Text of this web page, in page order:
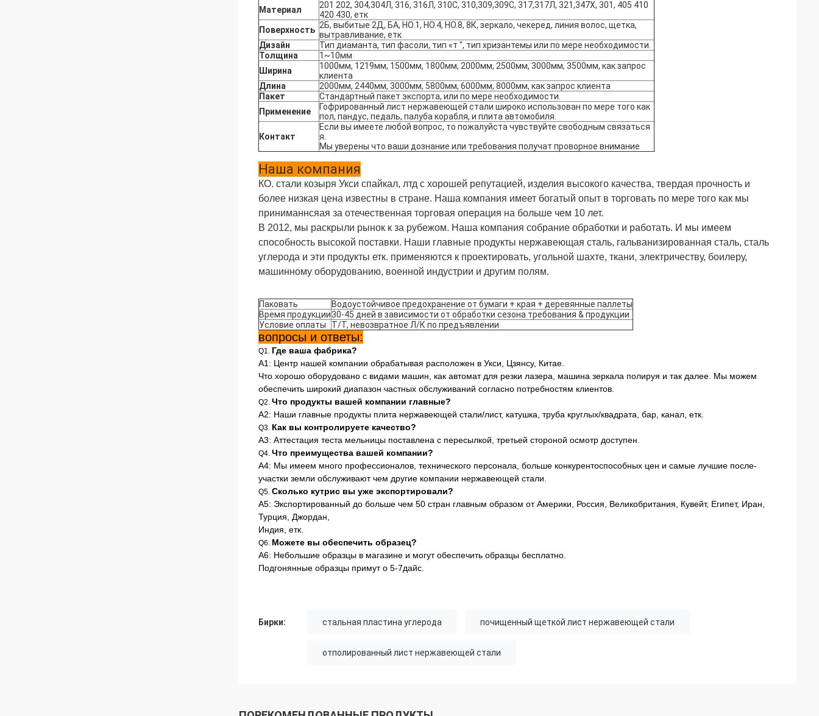
Материал
201 202, 304,304Л, 316, 316Л, 310С, 310,309,309С, 317,317Л, 321,347Х, 301, 405 410
420 430, етк
Поверхность 2Б, выбитые 2Д, БА, НО.1, НО.4, НО.8, 8К, зеркало, чекеред, линия волос, щетка,
вытравливание, етк
Дизайн
Тип диаманта, тип фасоли, тип «т ", тип хризантемы или по мере необходимости.
Толщина
1~10мм
Ширина
1000мм, 1219мм, 1500мм, 1800мм, 2000мм, 2500мм, 3000мм, 3500мм, как запрос
клиента
Длина
2000мм, 2440мм, 3000мм, 5800мм, 6000мм, 8000мм, как запрос клиента
Пакет
Стандартный пакет экспорта, или по мере необходимости.
Применение
Гофрированный лист нержавеющей стали широко использован по мере того как
пол, пандус, педаль, палуба корабля, и плита автомобиля.
Контакт
Если вы имеете любой вопрос, то пожалуйста чувствуйте свободным связаться
я.
Мы уверены что ваши дознание или требования получат проворное внимание
Наша компания
КО. стали козыря Укси спайкал, лтд с хорошей репутацией, изделия высокого качества, твердая прочность и
более низкая цена известны в стране. Наша компания имеет богатый опыт в торговать по мере того как мы
приниманнсяая за отечественная торговая операция на больше чем 10 лет.
В 2012, мы раскрыли рынок к за рубежом. Наша компания собрание обработки и работать. И мы имеем
способность высокой поставки. Наши главные продукты нержавеющая сталь, гальванизированная сталь, сталь
углерода и эти продукты етк. применяются к проектировать, угольной шахте, ткани, электричеству, боилеру,
машинному оборудованию, военной индустрии и другим полям.
Паковать
Водоустойчивое предохранение от бумаги + края + деревянные паллеты
Время продукции30-45 дней в зависимости от обработки сезона требования & продукции
Условие оплаты
Т/Т, невозвратное Л/К по предъявлении
вопросы и ответы:
Q1. Где ваша фабрика?
А1: Центр нашей компании обрабатывая расположен в Укси, Цзянсу, Китае.
Что хорошо оборудовано с видами машин, как автомат для резки лазера, машина зеркала полируя и так далее. Мы можем
обеспечить широкий диапазон частных обслуживаний согласно потребностям клиентов.
Q2. Что продукты вашей компании главные?
А2: Наши главные продукты плита нержавеющей стали/лист, катушка, труба круглых/квадрата, бар, канал, етк.
Q3. Как вы контролируете качество?
А3: Аттестация теста мельницы поставлена с пересылкой, третьей стороной осмотр доступен.
Q4. Что преимущества вашей компании?
А4: Мы имеем много профессионалов, технического персонала, больше конкурентоспособных цен и самые лучшие после-
участки земли обслуживают чем другие компании нержавеющей стали.
Q5. Сколько кутрис вы уже экспортировали?
А5: Экспортированный до больше чем 50 стран главным образом от Америки, Россия, Великобритания, Кувейт, Египет, Иран,
Турция, Джордан,
Индия, етк.
Q6. Можете вы обеспечить образец?
А6: Небольшие образцы в магазине и могут обеспечить образцы бесплатно.
Подгонянные образцы примут о 5-7дайс.
Бирки: стальная пластина углерода почищенный щеткой лист нержавеющей стали
отполированный лист нержавеющей стали